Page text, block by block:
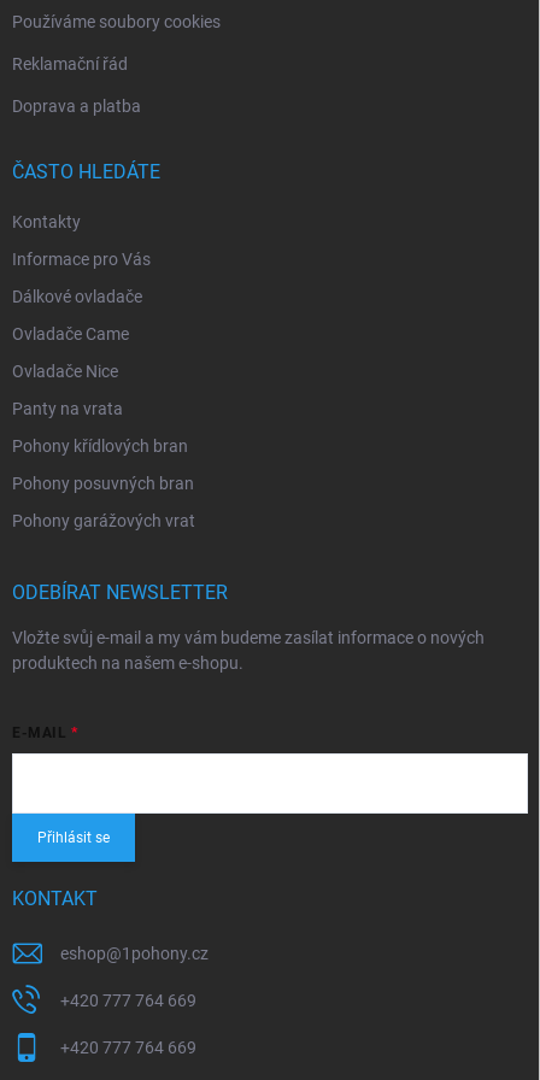
Používáme soubory cookies
Reklamační řád
Doprava a platba
ČASTO HLEDÁTE
Kontakty
Informace pro Vás
Dálkové ovladače
Ovladače Came
Ovladače Nice
Panty na vrata
Pohony křídlových bran
Pohony posuvných bran
Pohony garážových vrat
ODEBÍRAT NEWSLETTER
Vložte svůj e-mail a my vám budeme zasílat informace o nových
produktech na našem e-shopu.
E-MAIL
Přihlásit se
KONTAKT
eshop@1pohony.cz
+420 777 764 669
+420 777 764 669